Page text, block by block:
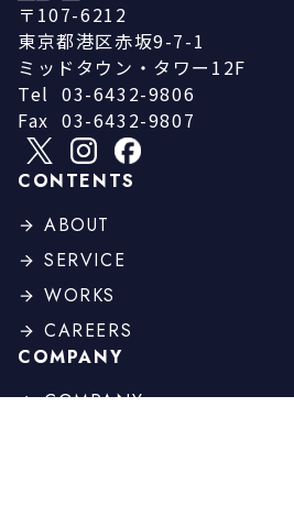
〒107-6212
東京都港区赤坂9-7-1
ミッドタウン・タワー12F
Tel 03-6432-9806
Fax 03-6432-9807
CONTENTS
ABOUT
SERVICE
WORKS
CAREERS
COMPANY
COMPANY